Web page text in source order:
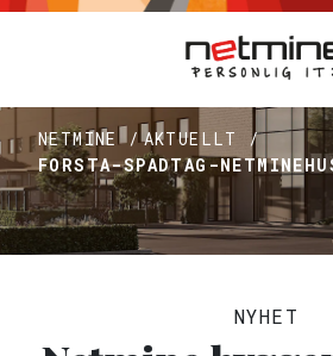
NETMINE /AKTUELLT /
FORSTA-SPADTAG-
NYHET